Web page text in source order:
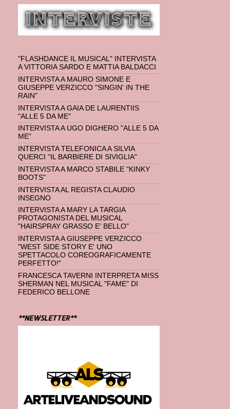
"FLASHDANCE IL MUSICAL" INTERVISTA
A VITTORIA SARDO E MATTIA BALDACCI
INTERVISTA A MAURO SIMONE E
GIUSEPPE VERZICCO "SINGIN' IN THE
RAIN"
INTERVISTA A GAIA DE LAURENTIIS
"ALLE 5 DA ME"
INTERVISTA A UGO DIGHERO "ALLE 5 DA
ME"
INTERVISTA TELEFONICA A SILVIA
QUERCI "IL BARBIERE DI SIVIGLIA"
INTERVISTA A MARCO STABILE "KINKY
BOOTS"
INTERVISTA AL REGISTA CLAUDIO
INSEGNO
INTERVISTA A MARY LA TARGIA
PROTAGONISTA DEL MUSICAL
"HAIRSPRAY GRASSO E' BELLO"
INTERVISTA A GIUSEPPE VERZICCO
"WEST SIDE STORY E' UNO
SPETTACOLO COREOGRAFICAMENTE
PERFETTO!"
FRANCESCA TAVERNI INTERPRETA MISS
SHERMAN NEL MUSICAL "FAME" DI
FEDERICO BELLONE
**NEWSLETTER**